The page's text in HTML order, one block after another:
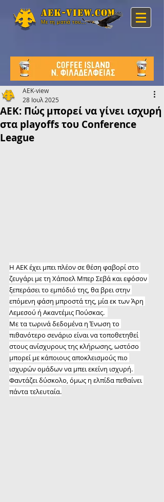
Aek-view.com
Με τη ματιά του...
ΑΕΚ: Πώς μπορεί να γίνει ισχυρή
στα playoffs του Conference
League
AEK-view
28 Ιουλ 2025
H AEK έχει μπει πλέον σε θέση φαβορί στο
ζευγάρι με τη Χάποελ Μπερ Σεβά και εφόσον
ξεπεράσει το εμπόδιό της, θα βρει στην
επόμενη φάση μπροστά της, μία εκ των Άρη
Λεμεσού ή Ακαντέμις Πούσκας.
Με τα τωρινά δεδομένα η Ένωση το
πιθανότερο σενάριο είναι να τοποθετηθεί
στους ανίσχυρους της κλήρωσης, ωστόσο
μπορεί με κάποιους αποκλεισμούς πιο
ισχυρών ομάδων να μπει εκείνη ισχυρή.
Φαντάζει δύσκολο, όμως η ελπίδα πεθαίνει
πάντα τελευταία.